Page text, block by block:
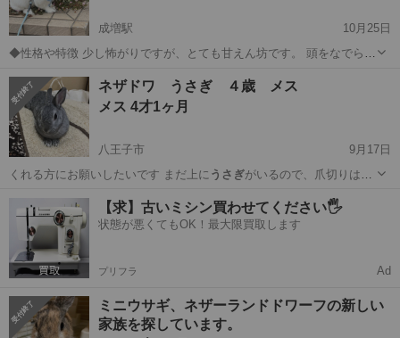
成増駅
10月25日
◆性格や特徴 少し怖がりですが、とても甘えん坊です。 頭をなでられ
びます。 ◆健康状態 牧草が大好きな元気な子です。 ◆その他 飼育環
境について 日中はお家...
東京 板橋区 成増駅 その他 うさぎ
ネザドワ うさぎ ４歳 メス
メス 4才1ヶ月
八王子市
9月17日
くれる方にお願いしたいです まだ上に うさぎがいるので、爪切りはお
八王子市 その他 うさぎ
【求】古いミシン買わせてください🖐️
状態が悪くてもOK！最大限買取します
プリフラ Ad
ミニウサギ、ネザーランドドワーフの新しい
家族を探しています。